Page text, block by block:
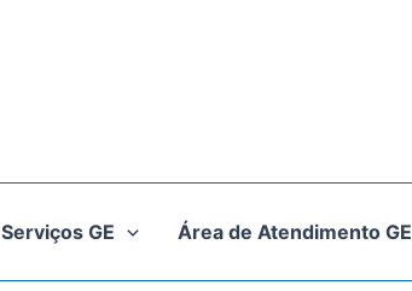
Serviços GE Área de Atendimento GE